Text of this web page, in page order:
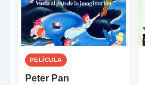
PELÍCULA
Peter Pan